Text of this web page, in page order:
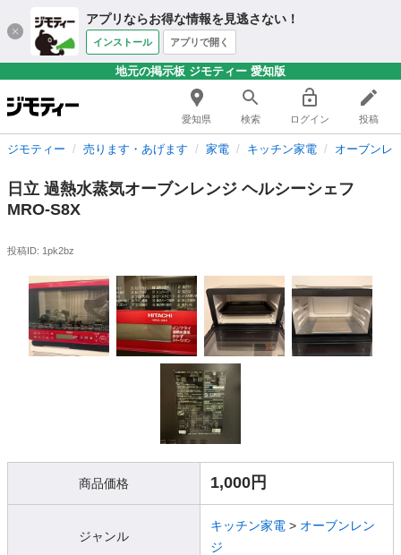
アプリならお得な情報を見逃さない！
インストール アプリで開く
地元の掲示板 ジモティー 愛知版
愛知県 検索 ログイン 投稿
ジモティー 売ります・あげます 家電 キッチン家電 オーブンレ
日立 過熱水蒸気オーブンレンジ ヘルシーシェフ
MRO-S8X
投稿ID: 1pk2bz
商品価格 1,000円
ジャンル
キッチン家電 > オーブンレン
ジ